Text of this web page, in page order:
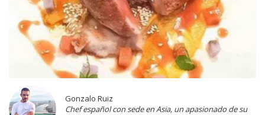
Gonzalo Ruiz
Chef español con sede en Asia, un apasionado de su